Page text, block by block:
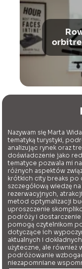
Nazywam się Marta
tematyką turystyki,
analizując rynek oraz
doświadczenie jako
tematyce pozwala mi
różnych aspektów
krótkich city breaks po
szczegółową wiedzę
rezerwacyjnych,
metod optymalizacji
uproszczenie
podróży i dostarczenie
pomogą czytelnikom
dotyczące ich
aktualnych i
użyteczne, ale również
podróżowanie
niezapomniane